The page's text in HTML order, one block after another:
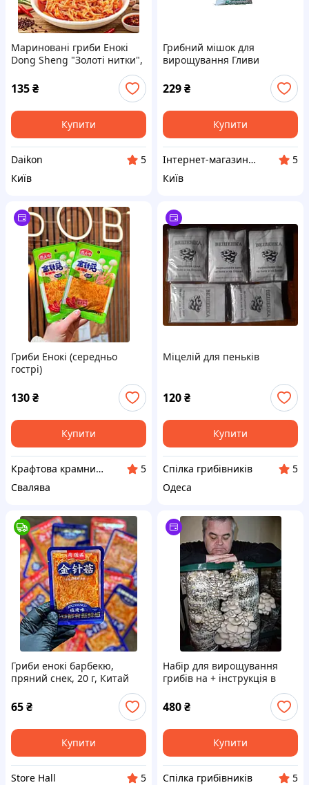
Мариновані гриби Енокі
Dong Sheng "Золоті нитки",
135₴
Купити
Daikon
5
Київ
Грибний мішок для
вирощування Гливи
229₴
Купити
Інтернет-магазин "Грибник"
5
Київ
Гриби Енокі (середньо
гострі)
130₴
Купити
Крафтова крамниця "ЕКО БОВТ"
5
Свалява
Міцелій для пеньків
120₴
Купити
Спілка грибівників
5
Одеса
Гриби енокі барбекю,
пряний снек, 20 г, Китай
65₴
Купити
Store Hall
5
Набір для вирощування
грибів на + інструкція в
480₴
Купити
Спілка грибівників
5